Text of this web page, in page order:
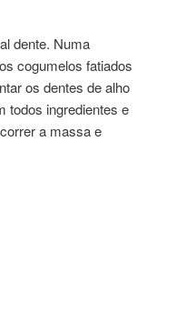
dente. Numa
cogumelos fatiados
os dentes de alho
todos ingredientes e
a massa e